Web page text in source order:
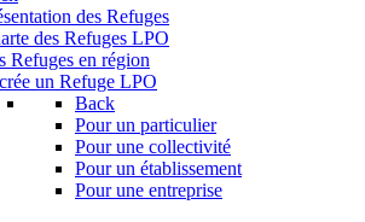
des Refuges
des Refuges LPO
Refuges en région
un Refuge LPO
Back
Pour un particulier
Pour une collectivité
Pour un établissement
Pour une entreprise